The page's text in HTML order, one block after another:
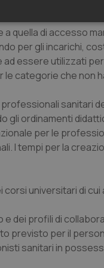
quella di accesso
per gli incarichi,
essere utilizzati
categorie che non
sanitari
ordinamenti
per le
I tempi per la
universitari di cui
dei profili di
previsto per il
sanitari in
Necessari
a rendere fruibile il
del sito. Il sito web non
CookieScript